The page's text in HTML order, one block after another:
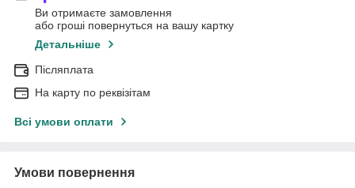
Ви отримаєте замовлення
або гроші повернуться на вашу картку
Детальніше
Післяплата
На карту по реквізітам
Всі умови оплати
Умови повернення